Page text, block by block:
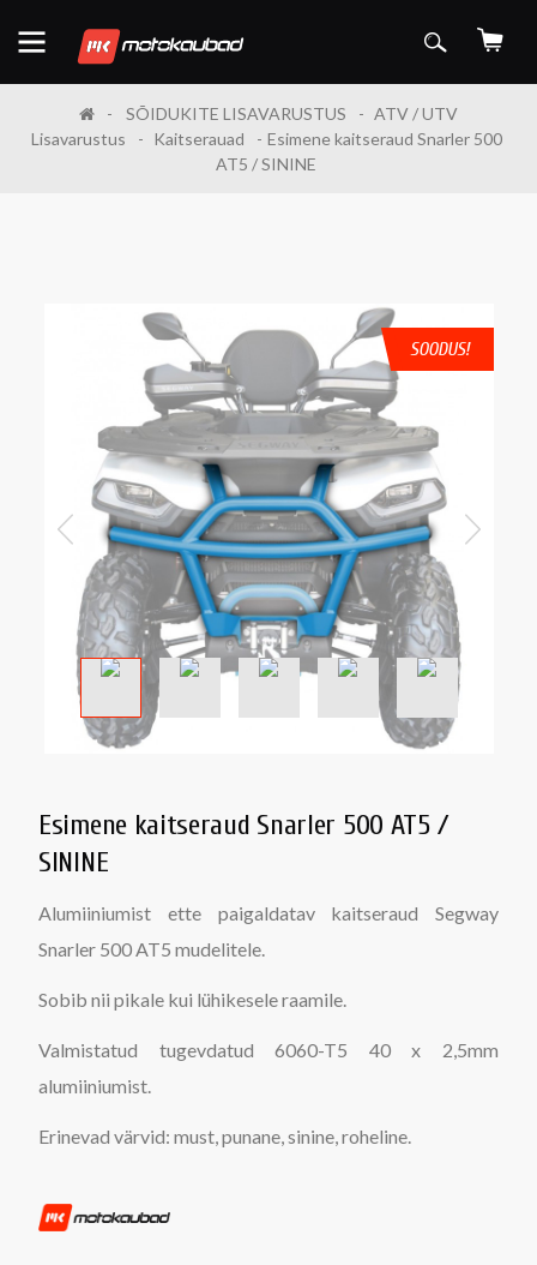
SÕIDUKITE LISAVARUSTUS
ATV / UTV
Lisavarustus
Kaitserauad
Esimene kaitseraud Snarler 500
AT5 / SININE
SOODUS!
Esimene kaitseraud Snarler 500 AT5 /
SININE
Alumiiniumist ette paigaldatav kaitseraud Segway
Snarler 500 AT5 mudelitele.
Sobib nii pikale kui lühikesele raamile.
Valmistatud tugevdatud 6060-T5 40 x 2,5mm
alumiiniumist.
Erinevad värvid: must, punane, sinine, roheline.